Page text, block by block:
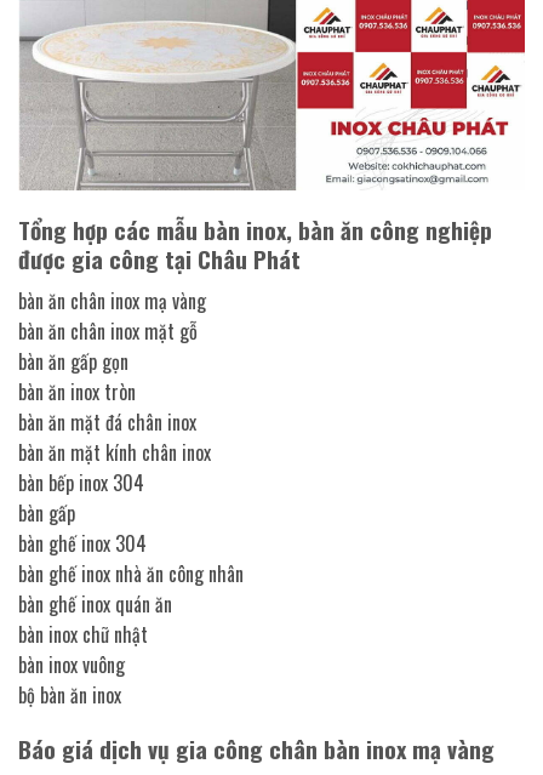
Tổng hợp các mẫu bàn inox, bàn ăn công nghiệp
được gia công tại Châu Phát
bàn ăn chân inox mạ vàng
bàn ăn chân inox mặt gỗ
bàn ăn gấp gọn
bàn ăn inox tròn
bàn ăn mặt đá chân inox
bàn ăn mặt kính chân inox
bàn bếp inox 304
bàn gấp
bàn ghế inox 304
bàn ghế inox nhà ăn công nhân
bàn ghế inox quán ăn
bàn inox chữ nhật
bàn inox vuông
bộ bàn ăn inox
Báo giá dịch vụ gia công chân bàn inox mạ vàng